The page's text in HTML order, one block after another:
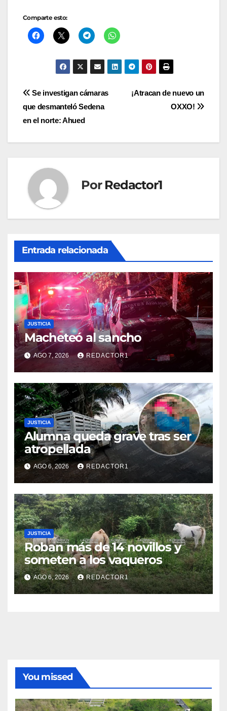
Comparte esto:
Navegación
de
entradas
¡Atracan de nuevo un
OXXO!
Se investigan cámaras
que desmanteló Sedena
en el norte: Ahued
Por Redactor1
Entrada relacionada
JUSTICIA
Macheteó al sancho
AGO 7, 2026 REDACTOR1
JUSTICIA
Alumna queda grave tras ser
atropellada
AGO 6, 2026 REDACTOR1
JUSTICIA
Roban más de 14 novillos y
someten a los vaqueros
AGO 6, 2026 REDACTOR1
You missed